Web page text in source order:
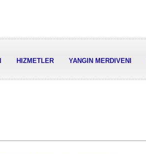
HIZMETLER YANGIN MERDIVENI